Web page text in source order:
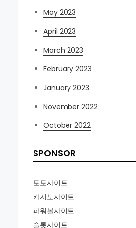
May 2023
April 2023
March 2023
February 2023
January 2023
November 2022
October 2022
SPONSOR
토토사이트
카지노사이트
파워볼사이트
슬롯사이트